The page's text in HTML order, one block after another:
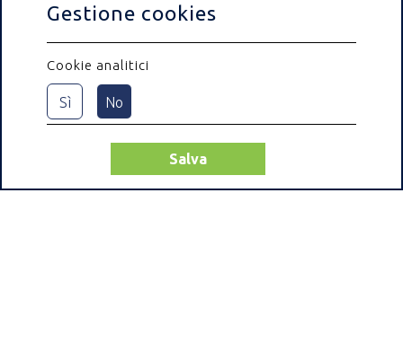
Gestione cookies
Sì No
Cookie analitici
Salva